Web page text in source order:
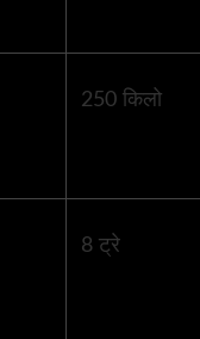
250 किलो
8 ट्रे